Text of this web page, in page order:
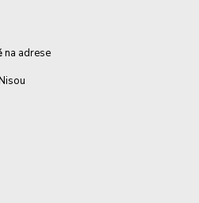
na adrese